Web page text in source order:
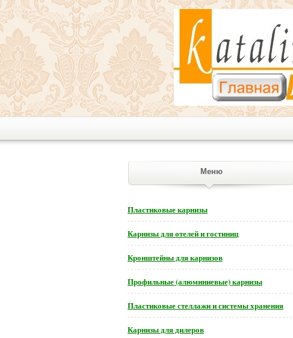
Меню
Пластиковые карнизы
Карнизы для отелей и гостиниц
Кронштейны для карнизов
Профильные (алюминиевые) карнизы
Пластиковые стеллажи и системы хранения
Карнизы для дилеров